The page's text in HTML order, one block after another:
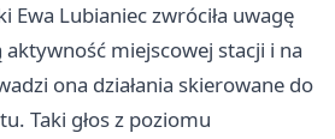
Ewa Lubianiec zwróciła uwagę
miejscowej stacji i na
ona działania skierowane do
Taki głos z poziomu